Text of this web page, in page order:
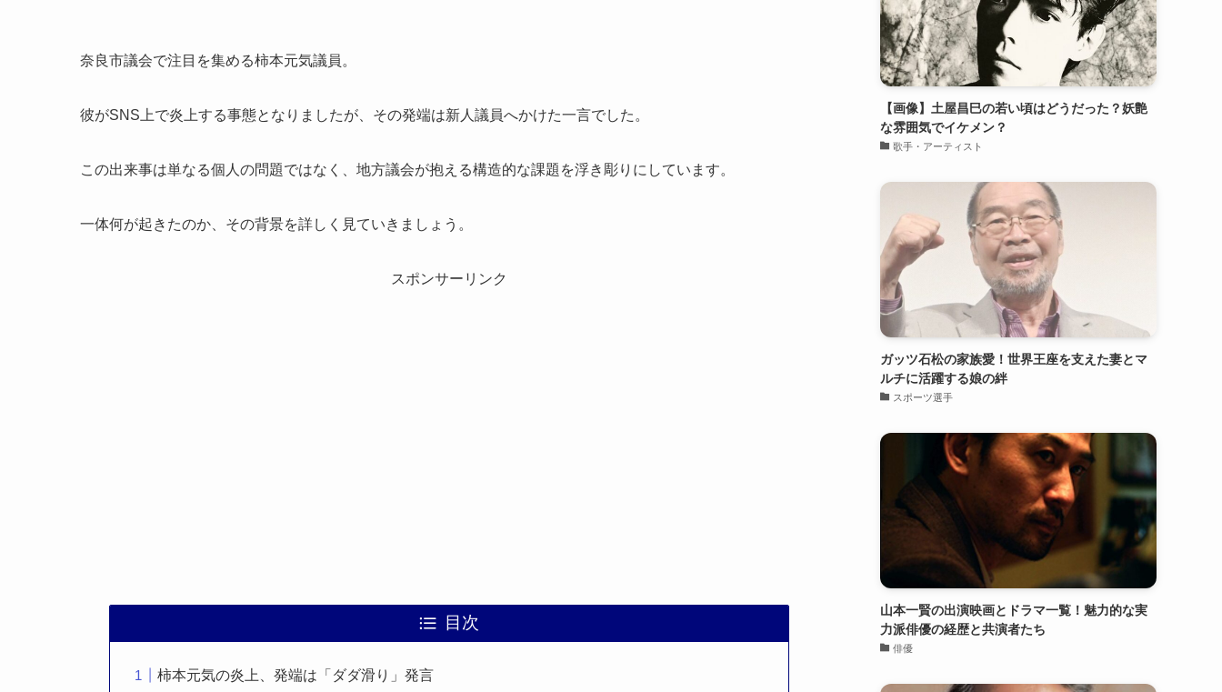
奈良市議会で注目を集める柿本元気議員。
彼がSNS上で炎上する事態となりましたが、その発端は新人議員へかけた一言でした。
この出来事は単なる個人の問題ではなく、地方議会が抱える構造的な課題を浮き彫りにしています。
一体何が起きたのか、その背景を詳しく見ていきましょう。
スポンサーリンク
目次
柿本元気の炎上、発端は「ダダ滑り」発言
【画像】土屋昌巳の若い頃はどうだった？妖艶
な雰囲気でイケメン？
歌手・アーティスト
ガッツ石松の家族愛！世界王座を支えた妻とマ
ルチに活躍する娘の絆
スポーツ選手
山本一賢の出演映画とドラマ一覧！魅力的な実
力派俳優の経歴と共演者たち
俳優